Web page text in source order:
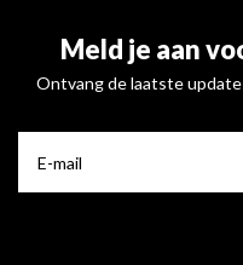
Meld je aan
Ontvang de laatste